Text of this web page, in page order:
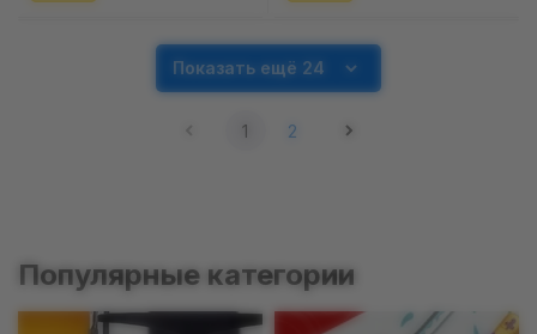
Показать ещё 24
1 2
Популярные категории